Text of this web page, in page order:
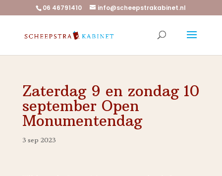
06 46791410 info@scheepstrakabinet.nl
Zaterdag 9 en zondag 10
september Open
Monumentendag
3 sep 2023